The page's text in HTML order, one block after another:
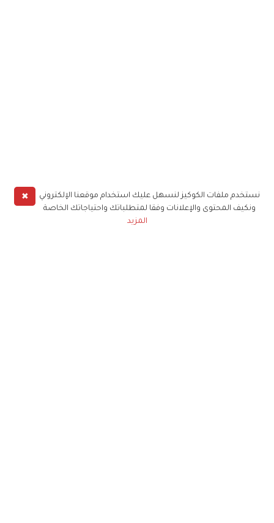
✖
نستخدم ملفات الكوكيز لنسهل عليك استخدام موقعنا الإلكتروني
ونكيف المحتوى والإعلانات وفقا لمتطلباتك واحتياجاتك الخاصة
المزيد